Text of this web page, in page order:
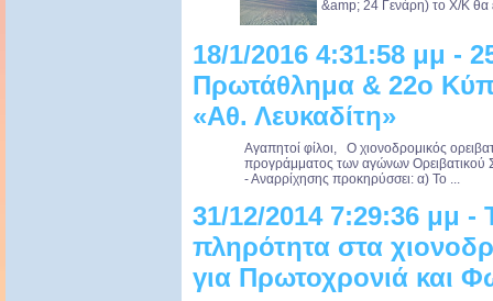
&amp; 24 Γενάρη) το Χ/Κ θα
18/1/2016 4:31:58 μμ -
Πρωτάθλημα & 22ο
«Αθ. Λευκαδίτη»
Αγαπητοί φίλοι, Ο χιονοδρομικός
προγράμματος των αγώνων Ορειβατικού
- Αναρρίχησης προκηρύσσει: α) Το ...
31/12/2014 7:29:36 μμ -
πληρότητα στα
για Πρωτοχρονιά και